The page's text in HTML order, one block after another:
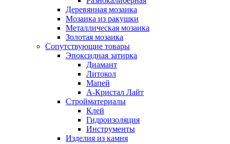
Деревянная мозаика
Мозаика из ракушки
Металлическая мозаика
Золотая мозаика
Сопутствующие товары
Эпоксидная затирка
Диамант
Литокол
Мапей
А-Кристал Лайт
Стройматериалы
Клей
Гидроизоляция
Инструменты
Изделия из камня